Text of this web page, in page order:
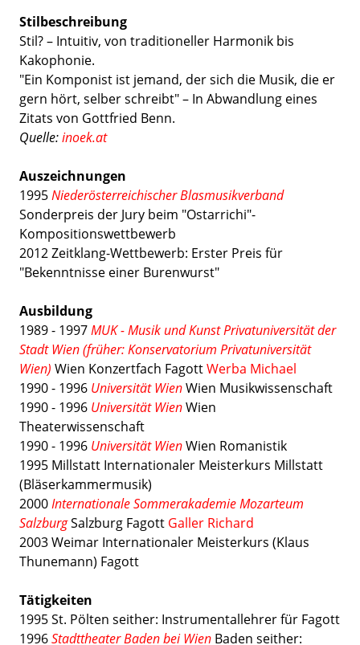
Stilbeschreibung
Stil? – Intuitiv, von traditioneller Harmonik bis
Kakophonie.
"Ein Komponist ist jemand, der sich die Musik, die er
gern hört, selber schreibt" – In Abwandlung eines
Zitats von Gottfried Benn.
Quelle:inoek.at
Auszeichnungen
1995Niederösterreichischer Blasmusikverband
Sonderpreis der Jury beim "Ostarrichi"-
Kompositionswettbewerb
2012 Zeitklang-Wettbewerb: Erster Preis für
"Bekenntnisse einer Burenwurst"
Ausbildung
1989 - 1997MUK - Musik und Kunst Privatuniversität der
Stadt Wien (früher: Konservatorium Privatuniversität
Wien) Wien Konzertfach FagottWerba Michael
1990 - 1996 Universität WienWien Musikwissenschaft
1990 - 1996 Universität WienWien
Theaterwissenschaft
1990 - 1996 Universität WienWien Romanistik
1995 Millstatt Internationaler Meisterkurs Millstatt
(Bläserkammermusik)
2000Internationale Sommerakademie Mozarteum
SalzburgSalzburg Fagott Galler Richard
2003 Weimar Internationaler Meisterkurs (Klaus
Thunemann) Fagott
Tätigkeiten
1995 St. Pölten seither: Instrumentallehrer für Fagott
1996Stadttheater Baden bei Wien Baden seither: